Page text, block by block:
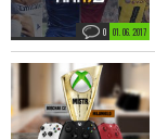
01. 06. 2017
0